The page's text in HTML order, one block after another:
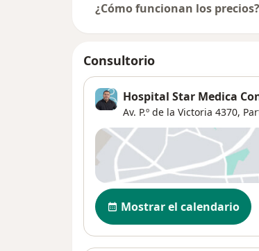
¿Cómo funcionan los precios?
Consultorio
Hospital Star Medica
Av. P.º de la Victoria 4370,
Disponibilidad
Mostrar el calendario